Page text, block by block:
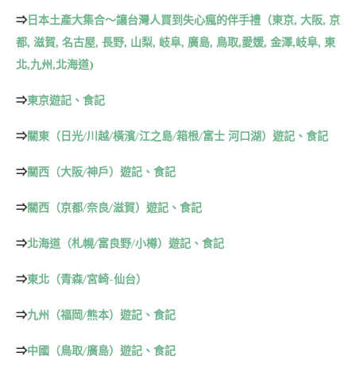
⇒日本土產大集合～讓台灣人買到失心瘋的伴手禮（東京, 大阪, 京
都, 滋賀, 名古屋, 長野, 山梨, 岐阜, 廣島, 鳥取,愛媛, 金澤,岐阜, 東
北,九州,北海道)
⇒東京遊記、食記
⇒關東（日光/川越/橫濱/江之島/箱根/富士 河口湖）遊記、食記
⇒關西（大阪/神戶）遊記、食記
⇒關西（京都/奈良/滋賀）遊記、食記
⇒北海道（札幌/富良野/小樽）遊記、食記
⇒東北（青森/宮崎-仙台）
⇒九州（福岡/熊本）遊記、食記
⇒中國（鳥取/廣島）遊記、食記